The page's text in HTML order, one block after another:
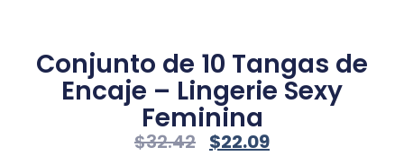
Conjunto de 10 Tangas de
Encaje – Lingerie Sexy
Feminina
$32.42 $22.09